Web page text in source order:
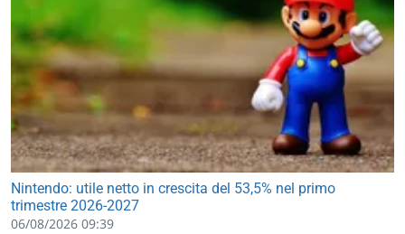
Nintendo: utile netto in crescita del 53,5% nel primo
trimestre 2026-2027
06/08/2026 09:39